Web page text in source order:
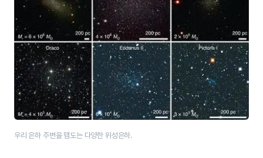
우리 은하 주변을 맴도는 다양한 위성은하.